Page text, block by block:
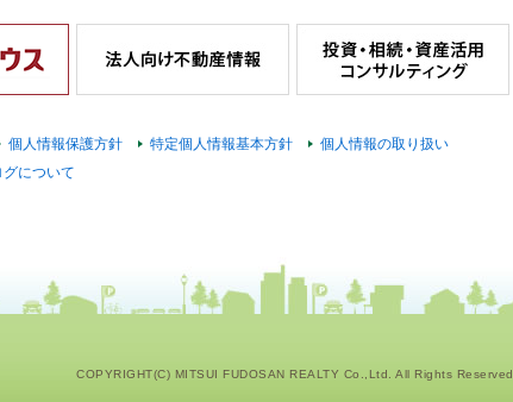
個人情報保護方針 特定個人情報基本方針
個人情報の取り扱い
について
COPYRIGHT(C) MITSUI FUDOSAN REALTY Co.,Ltd. All Rights Reserved.